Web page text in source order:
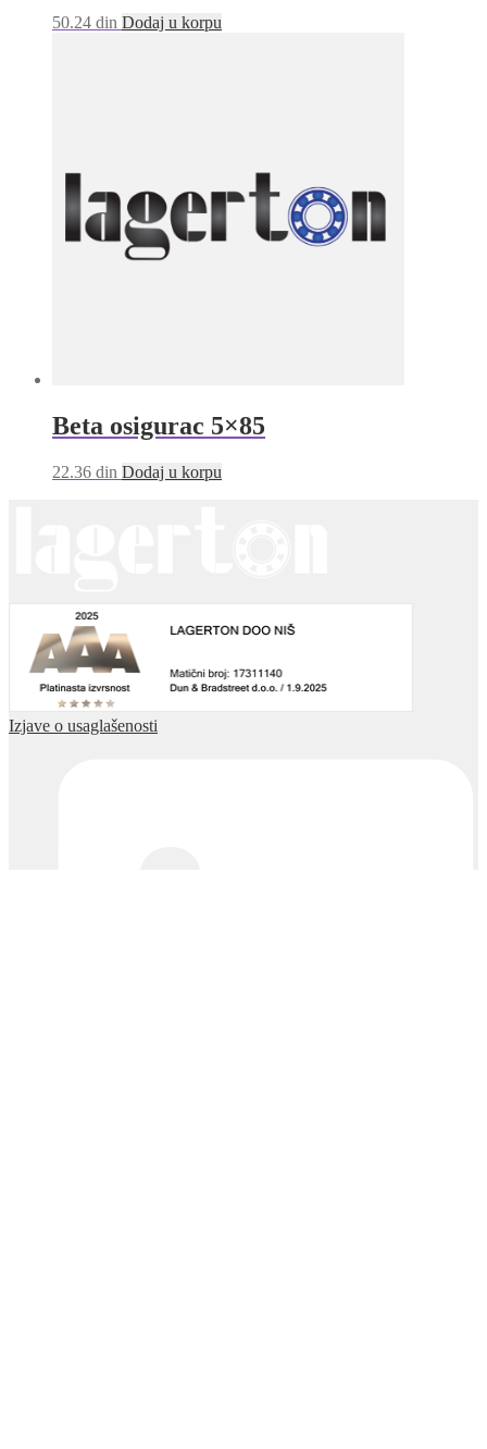
50.24 din Dodaj u korpu
Beta osigurac 5×85
22.36 din Dodaj u korpu
Izjave o usaglašenosti